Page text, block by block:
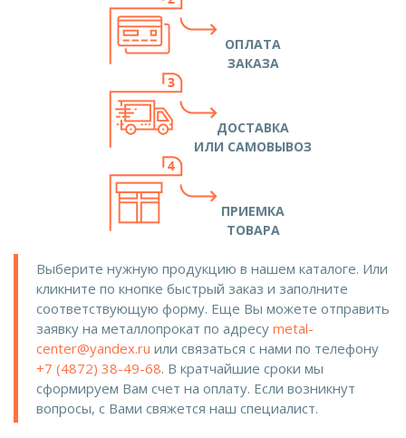
ОПЛАТА
ЗАКАЗА
ДОСТАВКА
ИЛИ САМОВЫВОЗ
ПРИЕМКА
ТОВАРА
Выберите нужную продукцию в нашем каталоге. Или
кликните по кнопке быстрый заказ и заполните
соответствующую форму. Еще Вы можете отправить
заявку на металлопрокат по адресу metal-
center@yandex.ru или связаться с нами по телефону
+7 (4872) 38-49-68. В кратчайшие сроки мы
сформируем Вам счет на оплату. Если возникнут
вопросы, с Вами свяжется наш специалист.